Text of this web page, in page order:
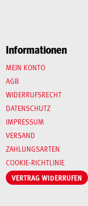
Informationen
MEIN KONTO
AGB
WIDERRUFSRECHT
DATENSCHUTZ
IMPRESSUM
VERSAND
ZAHLUNGSARTEN
COOKIE-RICHTLINIE
VERTRAG WIDERRUFEN